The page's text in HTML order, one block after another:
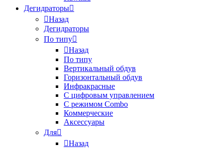
Дегидраторы
Назад
Дегидраторы
По типу
Назад
По типу
Вертикальный обдув
Горизонтальный обдув
Инфракрасные
С цифровым управлением
С режимом Combo
Коммерческие
Аксессуары
Для
Назад